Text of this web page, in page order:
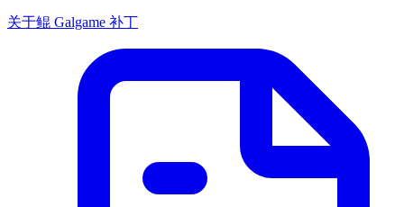
关于鲲 Galgame 补丁